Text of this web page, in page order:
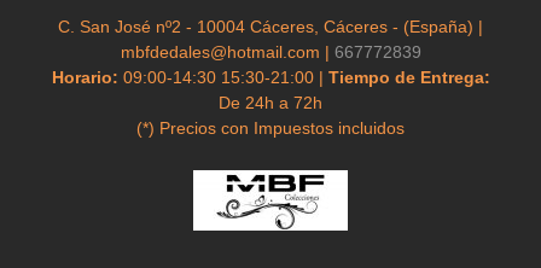
C. San José nº2 - 10004 Cáceres, Cáceres - (España) |
mbfdedales@hotmail.com | 667772839
Horario: 09:00-14:30 15:30-21:00 | Tiempo de Entrega:
De 24h a 72h
(*) Precios con Impuestos incluidos